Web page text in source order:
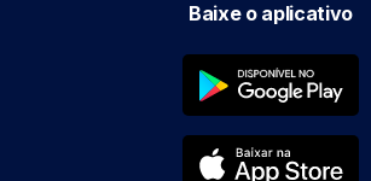
Baixe o aplicativo